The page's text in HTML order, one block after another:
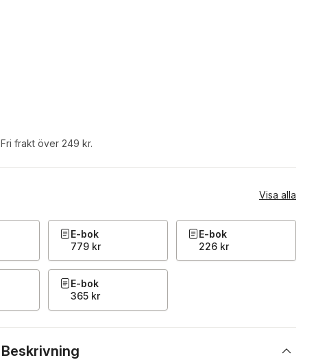
Fri frakt över 249 kr.
Visa alla
E-bok
779 kr
E-bok
226 kr
E-bok
365 kr
Beskrivning